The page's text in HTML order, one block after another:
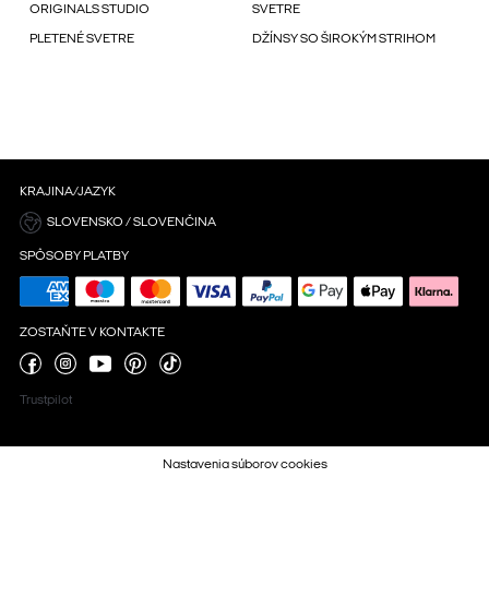
ORIGINALS STUDIO SVETRE
PLETENÉ SVETRE DŽÍNSY SO ŠIROKÝM STRIHOM
KRAJINA/JAZYK
SLOVENSKO / SLOVENČINA
SPÔSOBY PLATBY
ZOSTAŇTE V KONTAKTE
Trustpilot
Nastavenia súborov cookies